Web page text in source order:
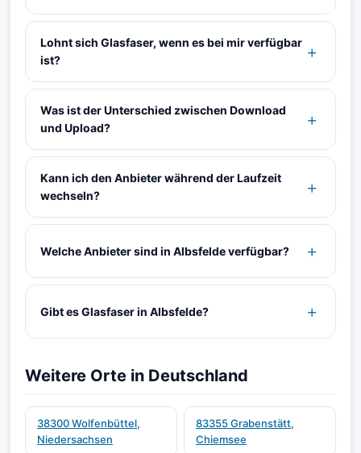
Lohnt sich Glasfaser, wenn es bei mir verfügbar
ist?
Was ist der Unterschied zwischen Download
und Upload?
Kann ich den Anbieter während der Laufzeit
wechseln?
Welche Anbieter sind in Albsfelde verfügbar?
Gibt es Glasfaser in Albsfelde?
Weitere Orte in Deutschland
38300 Wolfenbüttel,
Niedersachsen
83355 Grabenstätt,
Chiemsee